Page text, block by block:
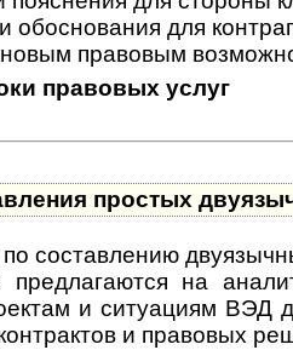
обоснования для
новым правовым
правовых услуг
простых
составлению
пред­ла­га­ют­ся на
и ситуациям ВЭД
и правовых